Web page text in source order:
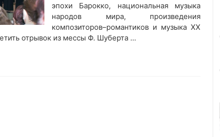
эпохи Барокко, национальная музыка
народов мира, произведения
композиторов–романтиков и музыка ХХ
отрывок из мессы Ф. Шуберта ...